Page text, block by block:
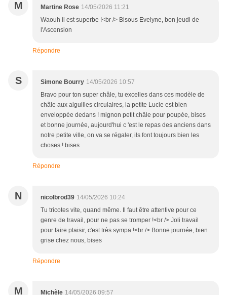
M Martine Rose 14/05/2026 11:21
Waouh il est superbe !<br /> Bisous Evelyne, bon jeudi de
l'Ascension
Répondre
S Simone Bourry 14/05/2026 10:57
Bravo pour ton super châle, tu excelles dans ces modèle de
châle aux aiguilles circulaires, la petite Lucie est bien
enveloppée dedans ! mignon petit châle pour poupée, bises
et bonne journée, aujourd'hui c 'est le repas des anciens dans
notre petite ville, on va se régaler, ils font toujours bien les
choses ! bises
Répondre
N nicolbrod39 14/05/2026 10:24
Tu tricotes vite, quand même. Il faut être attentive pour ce
genre de travail, pour ne pas se tromper !<br /> Joli travail
pour faire plaisir, c'est très sympa !<br /> Bonne journée, bien
grise chez nous, bises
Répondre
M Michèle 14/05/2026 09:57